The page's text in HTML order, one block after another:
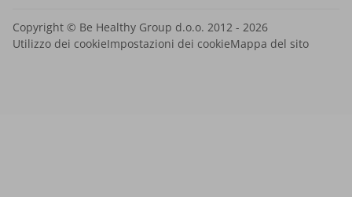
Copyright © Be Healthy Group d.o.o. 2012 - 2026
Utilizzo dei cookieImpostazioni dei cookieMappa del sito